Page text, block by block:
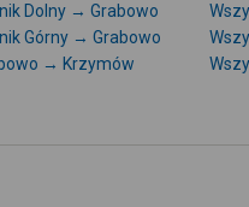
Dolny → Grabowo
Górny → Grabowo
→ Krzymów